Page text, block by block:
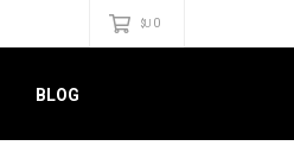
BLOG
$U 0